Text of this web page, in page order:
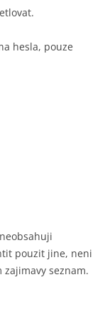
hesla, pouze
pouzit jine, neni
zajimavy seznam.